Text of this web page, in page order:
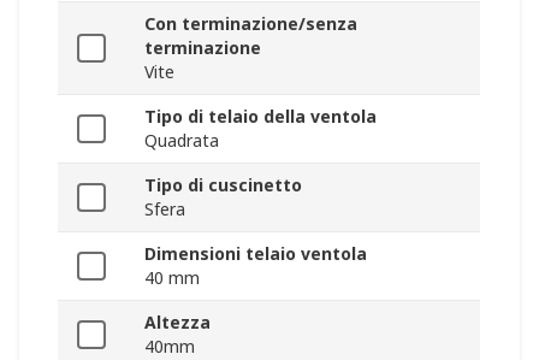
Con terminazione/senza
terminazione
Vite
Tipo di telaio della ventola
Quadrata
Tipo di cuscinetto
Sfera
Dimensioni telaio ventola
40 mm
Altezza
40mm